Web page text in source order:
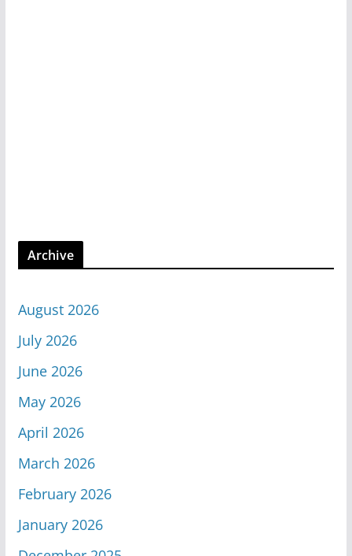
Archive
August 2026
July 2026
June 2026
May 2026
April 2026
March 2026
February 2026
January 2026